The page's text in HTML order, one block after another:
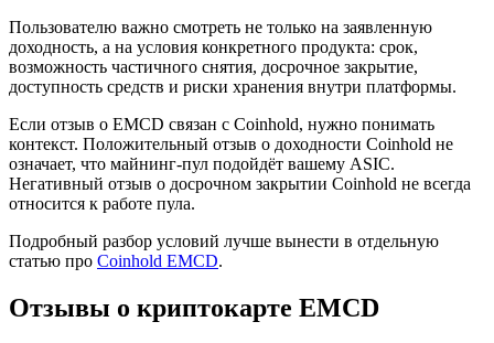
Пользователю важно смотреть не только на заявленную
доходность, а на условия конкретного продукта: срок,
возможность частичного снятия, досрочное закрытие,
доступность средств и риски хранения внутри платформы.
Если отзыв о EMCD связан с Coinhold, нужно понимать
контекст. Положительный отзыв о доходности Coinhold не
означает, что майнинг-пул подойдёт вашему ASIC.
Негативный отзыв о досрочном закрытии Coinhold не всегда
относится к работе пула.
Подробный разбор условий лучше вынести в отдельную
статью про Coinhold EMCD.
Отзывы о криптокарте EMCD